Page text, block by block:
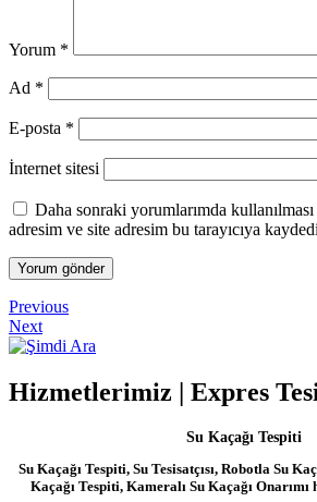
Yorum *
Ad *
E-posta *
İnternet sitesi
Daha sonraki yorumlarımda
adresim ve site adresim bu tarayıcıya
Yazı
gezinmesi
Previous
Post
Previous
Next
Post
Next
Hizmetlerimiz | Expres
Su Kaçağı Tespiti
Su Kaçağı Tespiti, Su Tesisatçısı, Robotla Su
Kaçağı Tespiti, Kameralı Su Kaçağı